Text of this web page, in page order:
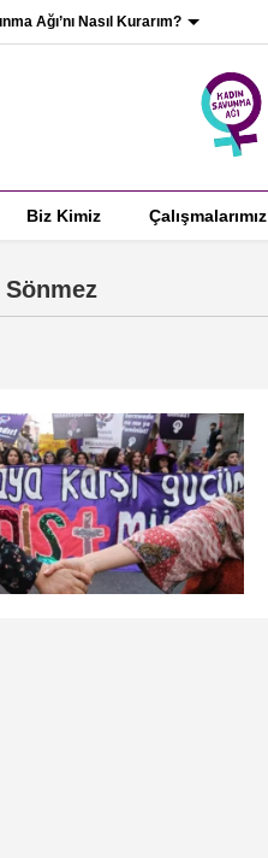
Ağı’nı Nasıl Kurarım?
Biz Kimiz Çalışmalarımız